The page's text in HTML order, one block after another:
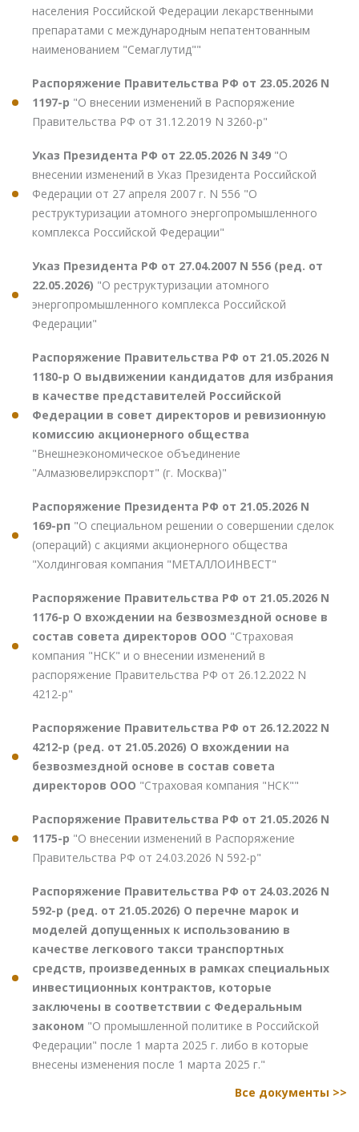
населения Российской Федерации лекарственными
препаратами с международным непатентованным
наименованием "Семаглутид""
Распоряжение Правительства РФ от 23.05.2026 N
1197-р "О внесении изменений в Распоряжение
Правительства РФ от 31.12.2019 N 3260-р"
Указ Президента РФ от 22.05.2026 N 349 "О
внесении изменений в Указ Президента Российской
Федерации от 27 апреля 2007 г. N 556 "О
реструктуризации атомного энергопромышленного
комплекса Российской Федерации"
Указ Президента РФ от 27.04.2007 N 556 (ред. от
22.05.2026) "О реструктуризации атомного
энергопромышленного комплекса Российской
Федерации"
Распоряжение Правительства РФ от 21.05.2026 N
1180-р О выдвижении кандидатов для избрания
в качестве представителей Российской
Федерации в совет директоров и ревизионную
комиссию акционерного общества
"Внешнеэкономическое объединение
"Алмазювелирэкспорт" (г. Москва)"
Распоряжение Президента РФ от 21.05.2026 N
169-рп "О специальном решении о совершении сделок
(операций) с акциями акционерного общества
"Холдинговая компания "МЕТАЛЛОИНВЕСТ"
Распоряжение Правительства РФ от 21.05.2026 N
1176-р О вхождении на безвозмездной основе в
состав совета директоров ООО "Страховая
компания "НСК" и о внесении изменений в
распоряжение Правительства РФ от 26.12.2022 N
4212-р"
Распоряжение Правительства РФ от 26.12.2022 N
4212-р (ред. от 21.05.2026) О вхождении на
безвозмездной основе в состав совета
директоров ООО "Страховая компания "НСК""
Распоряжение Правительства РФ от 21.05.2026 N
1175-р "О внесении изменений в Распоряжение
Правительства РФ от 24.03.2026 N 592-р"
Распоряжение Правительства РФ от 24.03.2026 N
592-р (ред. от 21.05.2026) О перечне марок и
моделей допущенных к использованию в
качестве легкового такси транспортных
средств, произведенных в рамках специальных
инвестиционных контрактов, которые
заключены в соответствии с Федеральным
законом "О промышленной политике в Российской
Федерации" после 1 марта 2025 г. либо в которые
внесены изменения после 1 марта 2025 г."
Все документы >>